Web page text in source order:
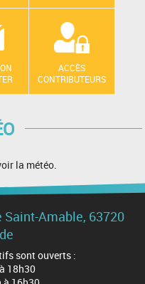
ACCÈS
CONTRIBUTEURS
la météo.
Amable, 63720
sont ouverts :
18h30